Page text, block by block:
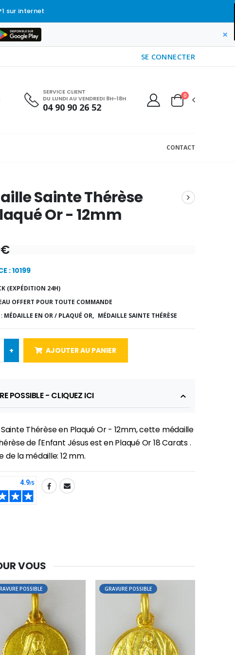
sur internet
×
SE CONNECTER
SERVICE CLIENT
DU LUNDI AU VENDREDI 8H-18H
04 90 90 26 52
0
CONTACT
€10.00
Sainte Thérèse
Or - 12mm
: 10199
(EXPÉDITION 24H)
OFFERT POUR TOUTE COMMANDE
MÉDAILLE EN OR / PLAQUÉ OR, MÉDAILLE SAINTE THÉRÈSE
+ AJOUTER AU PANIER
POSSIBLE - CLIQUEZ ICI
Thérèse en Plaqué Or - 12mm, cette médaille
de l'Enfant Jésus est en Plaqué Or 18 Carats .
de la médaille: 12 mm.
VOUS
POSSIBLE GRAVURE POSSIBLE